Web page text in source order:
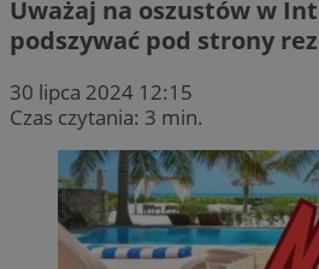
Uważaj na oszustów w
podszywać pod strony
30 lipca 2024 12:15
Czas czytania: 3 min.